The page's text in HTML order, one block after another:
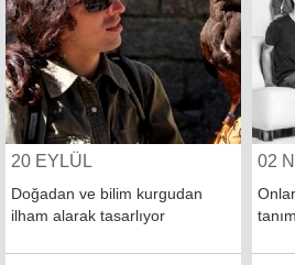
20 EYLÜL
Doğadan ve bilim kurgudan
ilham alarak tasarlıyor
02